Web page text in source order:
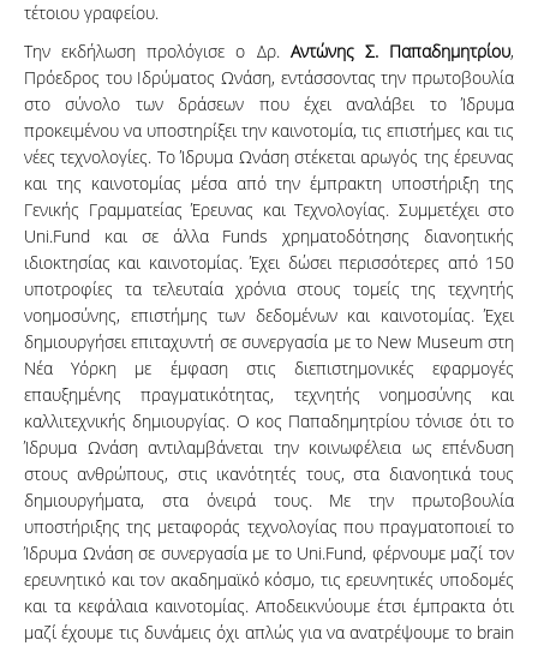
τέτοιου γραφείου.
Την εκδήλωση προλόγισε ο Δρ.Αντώνης Σ. Παπαδημητρίου,
Πρόεδρος του Ιδρύματος Ωνάση, εντάσσοντας την πρωτοβουλία
στο σύνολο των δράσεων που έχει αναλάβει το Ίδρυμα
προκειμένου να υποστηρίξει την καινοτομία, τις επιστήμες και τις
νέες τεχνολογίες. Το Ίδρυμα Ωνάση στέκεται αρωγός της έρευνας
και της καινοτομίας μέσα από την έμπρακτη υποστήριξη της
Γενικής Γραμματείας Έρευνας και Τεχνολογίας. Συμμετέχει στο
Uni.Fund και σε άλλα Funds χρηματοδότησης διανοητικής
ιδιοκτησίας και καινοτομίας. Έχει δώσει περισσότερες από 150
υποτροφίες τα τελευταία χρόνια στους τομείς της τεχνητής
νοημοσύνης, επιστήμης των δεδομένων και καινοτομίας. Έχει
δημιουργήσει επιταχυντή σε συνεργασία με το New Museum στη
Νέα Υόρκη με έμφαση στις διεπιστημονικές εφαρμογές
επαυξημένης πραγματικότητας, τεχνητής νοημοσύνης και
καλλιτεχνικής δημιουργίας. Ο κος Παπαδημητρίου τόνισε ότι τo
Ίδρυμα Ωνάση αντιλαμβάνεται την κοινωφέλεια ως επένδυση
στους ανθρώπους, στις ικανότητές τους, στα διανοητικά τους
δημιουργήματα, στα όνειρά τους. Με την πρωτοβουλία
υποστήριξης της μεταφοράς τεχνολογίας που πραγματοποιεί το
Ίδρυμα Ωνάση σε συνεργασία με το Uni.Fund, φέρνουμε μαζί τον
ερευνητικό και τον ακαδημαϊκό κόσμο, τις ερευνητικές υποδομές
και τα κεφάλαια καινοτομίας. Αποδεικνύουμε έτσι έμπρακτα ότι
μαζί έχουμε τις δυνάμεις όχι απλώς για να ανατρέψουμε το brain